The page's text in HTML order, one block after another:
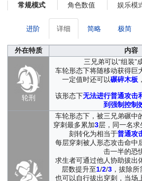
常规模式 角色数值 娱乐模
进阶 详细 简略 极简
外在特质 内容
轮刑
三兄弟可以“组装”
车轮形态下将随移动获得巨
一定值时还可以碾碎木板
该形态下无法进行普通攻击
到强制控制
车轮形态下，被三兄弟碾中
穿刺最多累加3层，同一名
刻转化为相当于普通攻
每层穿刺被人形态攻击命中
击一半的恐
求生者可通过他人协助拔出
层数提升至1/2/3 ，拔除
也可以自行拔出穿刺，当场